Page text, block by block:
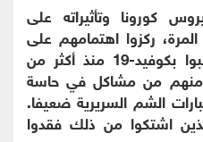
كورونا وتأثيراته على
ركزوا اهتمامهم على
شكاوى المرضى الذين أصيبوا بكوفيد-19 منذ أكثر من
حيث اشتكى 80% منهم من مشاكل في حاسة
الشم السريرية ضعيفا.
اشتكوا من ذلك فقدوا